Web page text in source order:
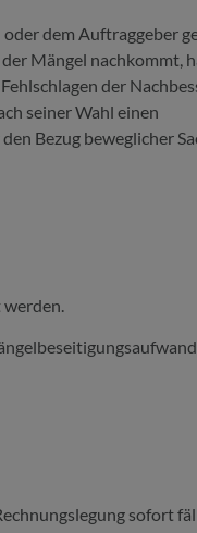
dem Auftraggeber
Mängel nachkommt,
der
seiner Wahl einen
Bezug beweglicher
sofort